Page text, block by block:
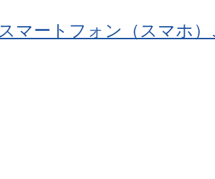
スマートフォン（スマホ